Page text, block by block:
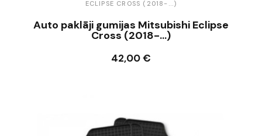
ECLIPSE CROSS (2018-...)
Auto paklāji gumijas Mitsubishi Eclipse
Cross (2018-...)
42,00 €
Ielikt grozā